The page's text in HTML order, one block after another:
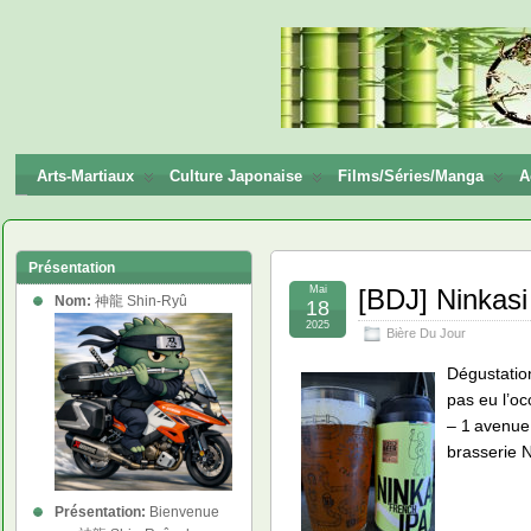
Ryū
Arts-Martiaux Culture Japonaise Films/Séries/Manga
[BDJ]
Bière Du Jour
Mai
18
2025
pas eu
– 1
brasserie
Présentation
Nom: 神龍 Shin-Ryû
Présentation: Bienvenue